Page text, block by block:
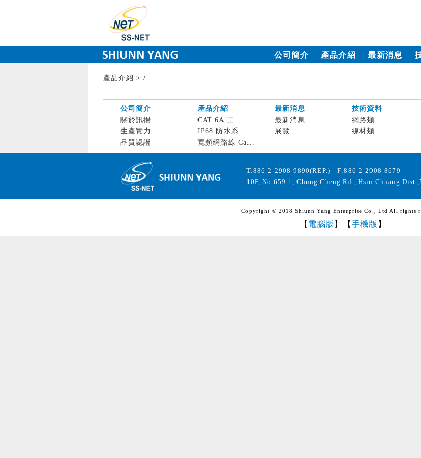
公司簡介 產品介紹 最新消息
產品介紹 > /
公司簡介 產品介紹 最新消息 技術資料
關於訊揚
生產實力
品質認證
CAT 6A 工...
IP68 防水系...
寬頻網路線 Ca...
最新消息
展覽
網路類
線材類
T:886-2-2908-9890(REP.) F:886-2-2908-8679
10F, No.659-1, Chung Cheng Rd., Hsin Chuang
Copyright © 2018 Shiunn Yang Enterprise Co., Ltd All rights
【 電腦版 】【 手機版 】